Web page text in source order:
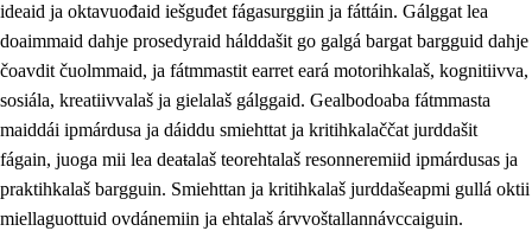
Fágaidrasttideaddji fáttát
ideaid ja oktavuođaid iešguđet fágasurggiin ja fáttáin. Gálggat lea
doaimmaid dahje prosedyraid hálddašit go galgá bargat bargguid dahje
čoavdit čuolmmaid, ja fátmmastit earret eará motorihkalaš, kognitiivva,
sosiála, kreatiivvalaš ja gielalaš gálggaid. Gealbodoaba fátmmasta
maiddái ipmárdusa ja dáiddu smiehttat ja kritihkalaččat jurddašit
fágain, juoga mii lea deaŧalaš teorehtalaš resonneremiid ipmárdusas ja
praktihkalaš bargguin. Smiehttan ja kritihkalaš jurddašeapmi gullá oktii
miellaguottuid ovdánemiin ja ehtalaš árvvoštallannávccaiguin.